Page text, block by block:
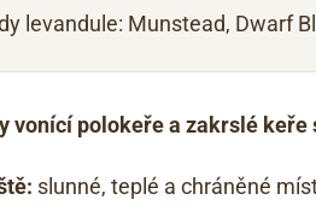
levandule: Munstead, Dwarf
vonící polokeře a zakrslé keře
slunné, teplé a chráněné